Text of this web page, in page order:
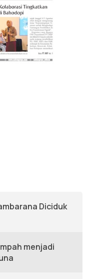
Diciduk
menjadi